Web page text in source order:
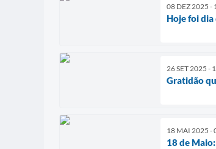
08 DEZ 2025 -
Hoje foi dia
26 SET 2025 -
Gratidão
18 MAI 2025 -
18 de